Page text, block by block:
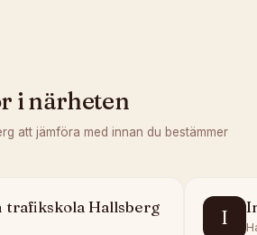
i närheten
att jämföra med innan du bestämmer
trafikskola Hallsberg I